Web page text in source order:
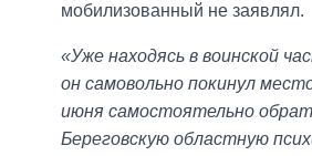
мобилизованный не заявлял.
«Уже находясь в воинской
он самовольно покинул
июня самостоятельно
Береговскую областную